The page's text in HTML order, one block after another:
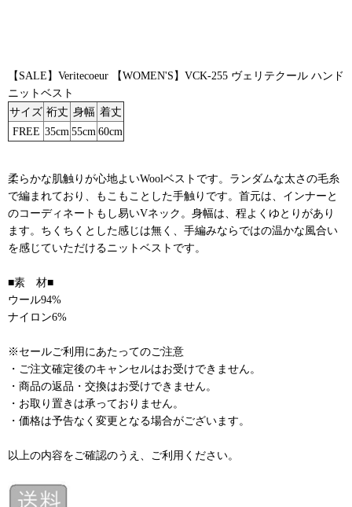
【SALE】Veritecoeur 【WOMEN'S】VCK-255 ヴェリテクール ハンド
ニットベスト
サイズ 裄丈 身幅 着丈
FREE 35cm 55cm 60cm
柔らかな肌触りが心地よいWoolベストです。ランダムな太さの毛糸
で編まれており、もこもことした手触りです。首元は、インナーと
のコーディネートもし易いVネック。身幅は、程よくゆとりがあり
ます。ちくちくとした感じは無く、手編みならではの温かな風合い
を感じていただけるニットベストです。
■素 材■
ウール94%
ナイロン6%
※セールご利用にあたってのご注意
・ご注文確定後のキャンセルはお受けできません。
・商品の返品・交換はお受けできません。
・お取り置きは承っておりません。
・価格は予告なく変更となる場合がございます。
以上の内容をご確認のうえ、ご利用ください。